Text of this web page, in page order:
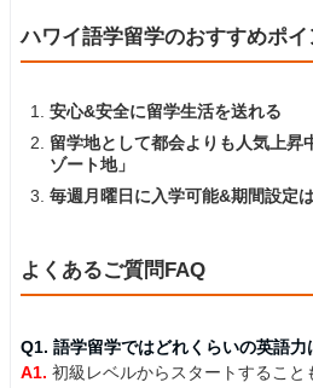
ハワイ語学留学のおすすめポイ
安心&安全に留学生活を送れる
留学地として都会よりも人気上昇
ゾート地」
毎週月曜日に入学可能&期間設定
よくあるご質問FAQ
Q1. 語学留学ではどれくらいの英語力
A1. 初級レベルからスタートすること